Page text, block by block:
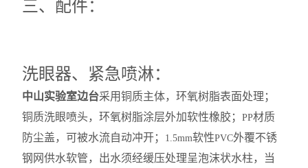
三、配件：
洗眼器、紧急喷淋：
中山实验室边台采用铜质主体，环氧树脂表面处理；
铜质洗眼喷头，环氧树脂涂层外加软性橡胶；PP材质
防尘盖，可被水流自动冲开；
1.5mm软性PVC外覆不锈
钢网供水软管，出水须经缓压处理呈泡沫状水柱，当